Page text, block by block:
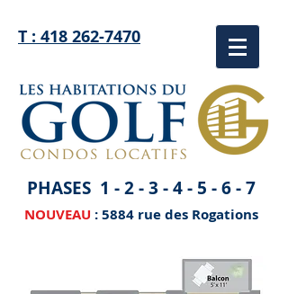
T : 418 262-7470
PHASES 1 - 2 - 3 - 4 - 5 - 6 - 7
NOUVEAU : 5884 rue des Rogations